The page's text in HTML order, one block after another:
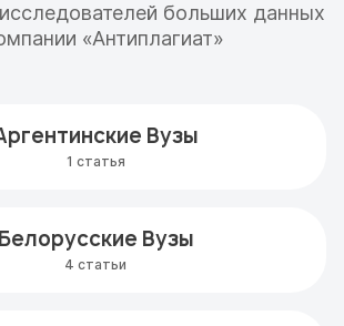
больших данных
«Антиплагиат»
Вузы
1 статья
Белорусские Вузы
4 статьи